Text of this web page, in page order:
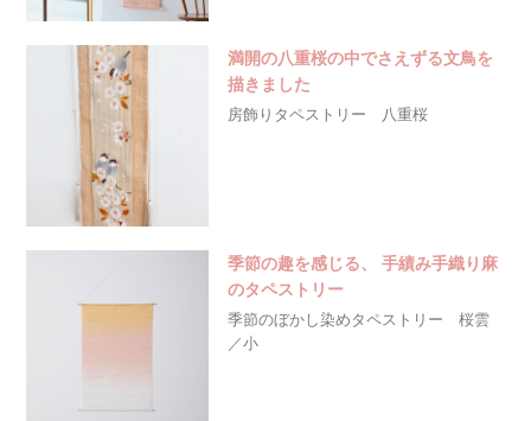
満開の八重桜の中でさえずる文鳥を
描きました
房飾りタペストリー 八重桜
季節の趣を感じる、 手績み手織り麻
のタペストリー
季節のぼかし染めタペストリー 桜雲
／小